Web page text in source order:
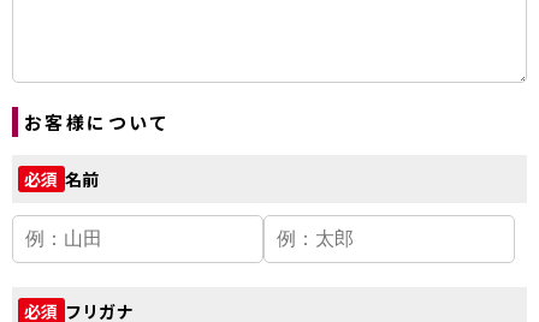
お客様について
必須 名前
必須 フリガナ